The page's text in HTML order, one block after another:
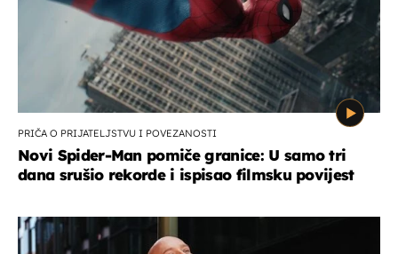
PRIČA O PRIJATELJSTVU I POVEZANOSTI
Novi Spider-Man pomiče granice: U samo tri
dana srušio rekorde i ispisao filmsku povijest